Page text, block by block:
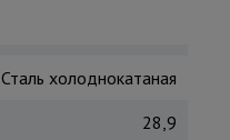
Сталь холоднокатаная
28,9